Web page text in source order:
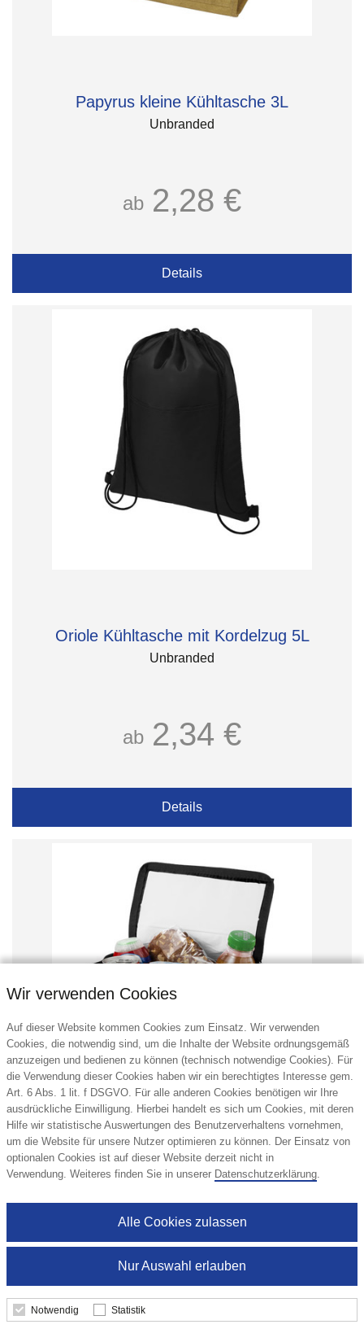
Papyrus kleine Kühltasche 3L
Unbranded
ab 2,28 €
Details
Oriole Kühltasche mit Kordelzug 5L
Unbranded
ab 2,34 €
Details
Kumla Kühltasche 4L
ab 3,68 €
Wir verwenden Cookies
Auf dieser Website kommen Cookies zum Einsatz. Wir verwenden
Cookies, die notwendig sind, um die Inhalte der Website ordnungsgemäß
anzuzeigen und bedienen zu können (technisch notwendige Cookies). Für
die Verwendung dieser Cookies haben wir ein berechtigtes Interesse gem.
Art. 6 Abs. 1 lit. f DSGVO. Für alle anderen Cookies benötigen wir Ihre
ausdrückliche Einwilligung. Hierbei handelt es sich um Cookies, mit deren
Hilfe wir statistische Auswertungen des Benutzerverhaltens vornehmen,
um die Website für unsere Nutzer optimieren zu können. Der Einsatz von
optionalen Cookies ist auf dieser Website derzeit nicht in
Verwendung. Weiteres finden Sie in unserer Datenschutzerklärung.
Nur Auswahl erlauben
Alle Cookies zulassen
Notwendig Statistik